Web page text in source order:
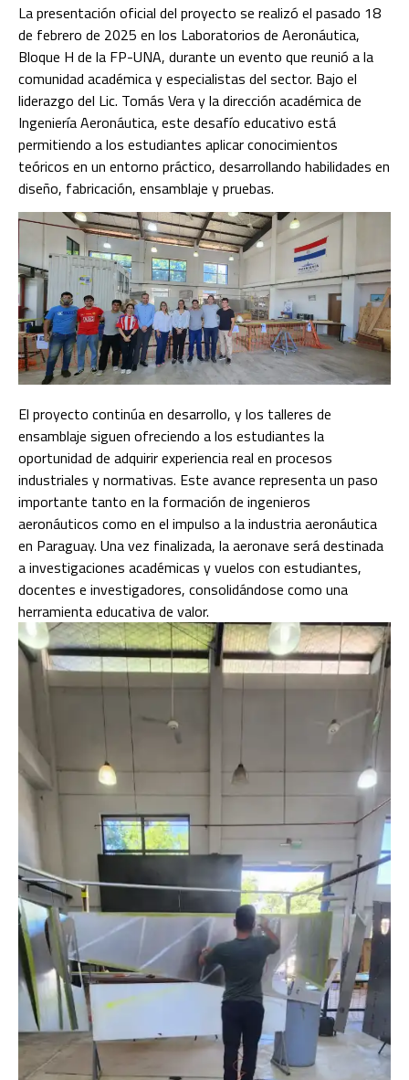
La presentación oficial del proyecto se realizó el pasado 18
de febrero de 2025 en los Laboratorios de Aeronáutica,
Bloque H de la FP-UNA, durante un evento que reunió a la
comunidad académica y especialistas del sector. Bajo el
liderazgo del Lic. Tomás Vera y la dirección académica de
Ingeniería Aeronáutica, este desafío educativo está
permitiendo a los estudiantes aplicar conocimientos
teóricos en un entorno práctico, desarrollando habilidades en
diseño, fabricación, ensamblaje y pruebas.
El proyecto continúa en desarrollo, y los talleres de
ensamblaje siguen ofreciendo a los estudiantes la
oportunidad de adquirir experiencia real en procesos
industriales y normativas. Este avance representa un paso
importante tanto en la formación de ingenieros
aeronáuticos como en el impulso a la industria aeronáutica
en Paraguay. Una vez finalizada, la aeronave será destinada
a investigaciones académicas y vuelos con estudiantes,
docentes e investigadores, consolidándose como una
herramienta educativa de valor.